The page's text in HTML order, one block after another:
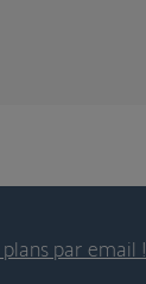
par email !